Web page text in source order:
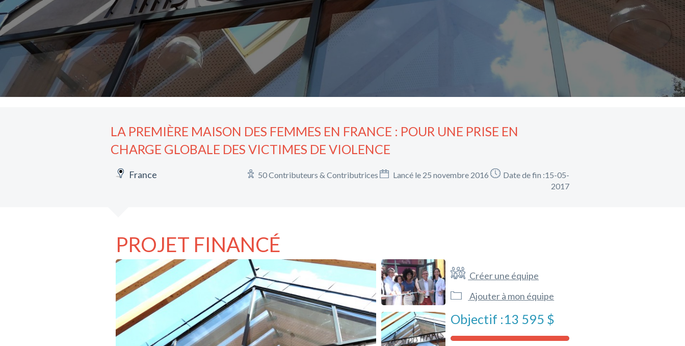
LA PREMIÈRE MAISON DES FEMMES EN FRANCE : POUR UNE PRISE EN
CHARGE GLOBALE DES VICTIMES DE VIOLENCE
France 50 Contributeurs & Contributrices Lancé le 25 novembre 2016
Date de fin :15-05-
2017
PROJET FINANCÉ
Créer une équipe
Ajouter à mon équipe
Objectif :13 595 $